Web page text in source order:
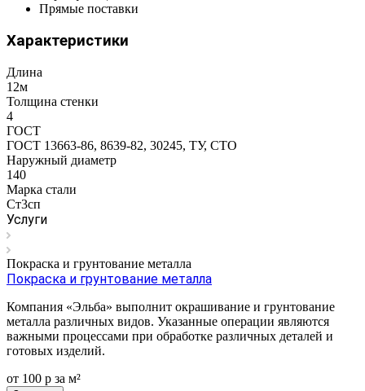
Прямые поставки
Характеристики
Длина
12м
Толщина стенки
4
ГОСТ
ГОСТ 13663-86, 8639-82, 30245, ТУ, СТО
Наружный диаметр
140
Марка стали
Ст3сп
Услуги
Покраска и грунтование металла
Покраска и грунтование металла
Компания «Эльба» выполнит окрашивание и грунтование
металла различных видов. Указанные операции являются
важными процессами при обработке различных деталей и
готовых изделий.
от 100 р за м²